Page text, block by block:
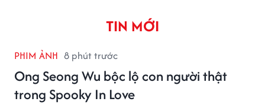
TIN MỚI
PHIM ẢNH 8 phút trước
Ong Seong Wu bộc lộ con người thật
trong Spooky In Love